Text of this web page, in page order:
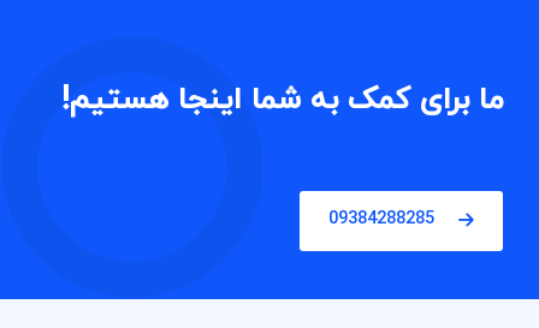
ما برای کمک به شما اینجا هستیم!
09384288285